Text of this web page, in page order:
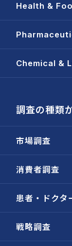
Health &
Chemical &
調査の種類
市場調査
消費者調査
患者・ドクタ
戦略調査